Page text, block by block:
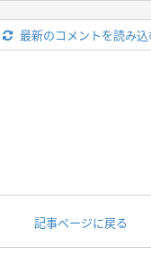
最新のコメントを読み込
記事ページに戻る